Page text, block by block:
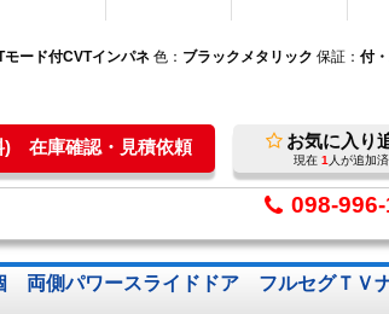
モード付CVTインパネ 色： ブラックメタリック 保証： 付
) 在庫確認・見積依頼 お気に入り
現在 1 人が追加済
098-
両側パワースライドドア フルセグＴＶ